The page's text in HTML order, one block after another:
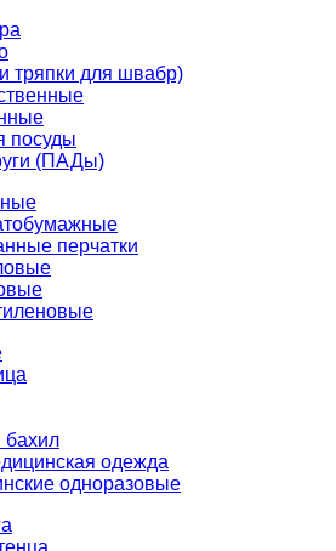
тряпки для швабр)
посуды
(ПАДы)
перчатки
бахил
одежда
одноразовые